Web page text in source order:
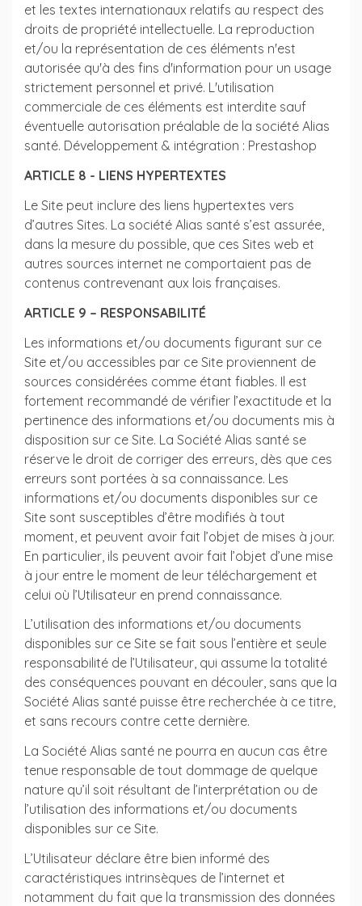
et les textes internationaux relatifs au respect des
droits de propriété intellectuelle. La reproduction
et/ou la représentation de ces éléments n'est
autorisée qu'à des fins d'information pour un usage
strictement personnel et privé. L'utilisation
commerciale de ces éléments est interdite sauf
éventuelle autorisation préalable de la société Alias
santé. Développement & intégration : Prestashop
ARTICLE 8 - LIENS HYPERTEXTES
Le Site peut inclure des liens hypertextes vers
d’autres Sites. La société Alias santé s’est assurée,
dans la mesure du possible, que ces Sites web et
autres sources internet ne comportaient pas de
contenus contrevenant aux lois françaises.
ARTICLE 9 – RESPONSABILITÉ
Les informations et/ou documents figurant sur ce
Site et/ou accessibles par ce Site proviennent de
sources considérées comme étant fiables. Il est
fortement recommandé de vérifier l’exactitude et la
pertinence des informations et/ou documents mis à
disposition sur ce Site. La Société Alias santé se
réserve le droit de corriger des erreurs, dès que ces
erreurs sont portées à sa connaissance. Les
informations et/ou documents disponibles sur ce
Site sont susceptibles d’être modifiés à tout
moment, et peuvent avoir fait l’objet de mises à jour.
En particulier, ils peuvent avoir fait l’objet d’une mise
à jour entre le moment de leur téléchargement et
celui où l’Utilisateur en prend connaissance.
L’utilisation des informations et/ou documents
disponibles sur ce Site se fait sous l’entière et seule
responsabilité de l’Utilisateur, qui assume la totalité
des conséquences pouvant en découler, sans que la
Société Alias santé puisse être recherchée à ce titre,
et sans recours contre cette dernière.
La Société Alias santé ne pourra en aucun cas être
tenue responsable de tout dommage de quelque
nature qu’il soit résultant de l’interprétation ou de
l’utilisation des informations et/ou documents
disponibles sur ce Site.
L’Utilisateur déclare être bien informé des
caractéristiques intrinsèques de l’internet et
notamment du fait que la transmission des données